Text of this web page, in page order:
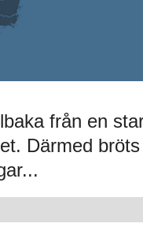
från en
Därmed